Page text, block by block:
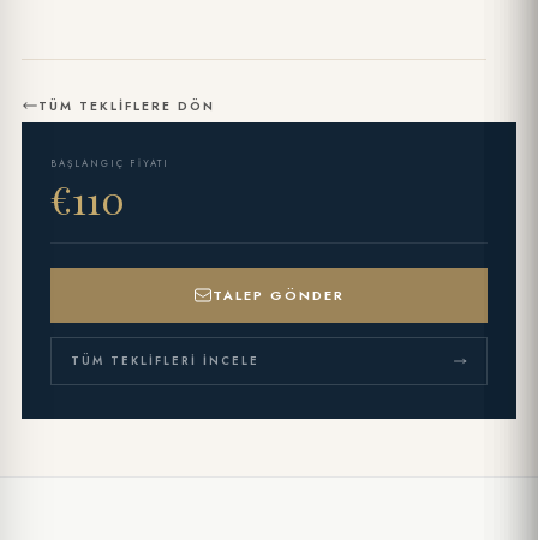
TÜM TEKLIFLERE DÖN
BAŞLANGIÇ FIYATI
€110
TALEP GÖNDER
TÜM TEKLIFLERI İNCELE